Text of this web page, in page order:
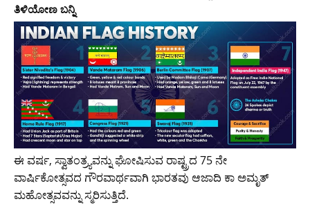
ತಿಳಿಯೋಣ ಬನ್ನಿ
ಈ ವರ್ಷ, ಸ್ವಾತಂತ್ರ್ಯವನ್ನು ಘೋಷಿಸುವ ರಾಷ್ಟ್ರದ 75 ನೇ
ವಾರ್ಷಿಕೋತ್ಸವದ ಗೌರವಾರ್ಥವಾಗಿ ಭಾರತವು ಆಜಾದಿ ಕಾ ಅಮೃತ್
ಮಹೋತ್ಸವವನ್ನು ಸ್ಮರಿಸುತ್ತಿದೆ.